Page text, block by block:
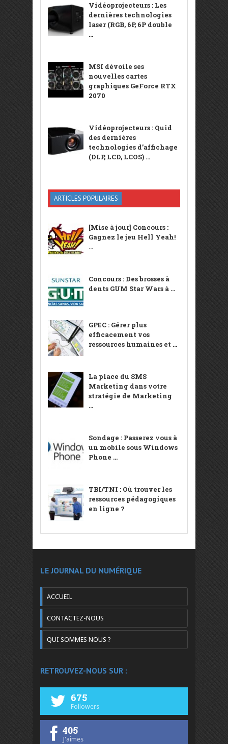
Vidéoprojecteurs : Les
dernières technologies
laser (RGB, 6P, 6P double
...
MSI dévoile ses
nouvelles cartes
graphiques GeForce RTX
2070
Vidéoprojecteurs : Quid
des dernières
technologies d’affichage
(DLP, LCD, LCOS) ...
ARTICLES POPULAIRES
[Mise à jour] Concours :
Gagnez le jeu Hell Yeah!
...
Concours : Des brosses à
dents GUM Star Wars à ...
GPEC : Gérer plus
efficacement vos
ressources humaines et ...
La place du SMS
Marketing dans votre
stratégie de Marketing
...
Sondage : Passerez vous à
un mobile sous Windows
Phone ...
TBI/TNI : Où trouver les
ressources pédagogiques
en ligne ?
LE JOURNAL DU NUMÉRIQUE
ACCUEIL
CONTACTEZ-NOUS
QUI SOMMES NOUS ?
RETROUVEZ-NOUS SUR :
675
Followers
405
J'aimes